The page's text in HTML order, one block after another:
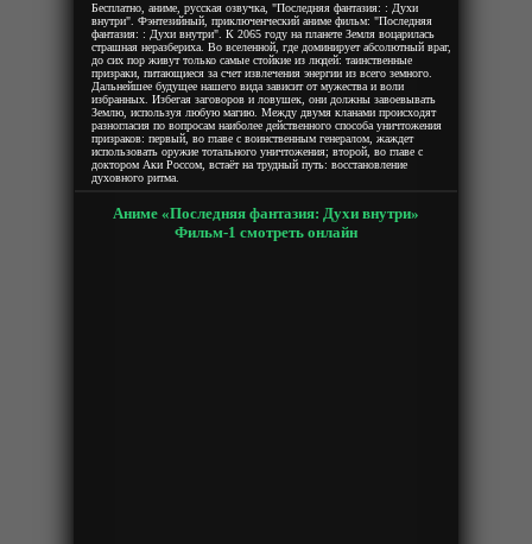
Бесплатно, аниме, русская озвучка, "Последняя фантазия: : Духи
внутри". Фэнтезийный, приключенческий аниме фильм: "Последняя
фантазия: : Духи внутри". К 2065 году на планете Земля воцарилась
страшная неразбериха. Во вселенной, где доминирует абсолютный враг,
до сих пор живут только самые стойкие из людей: таинственные
призраки, питающиеся за счет извлечения энергии из всего земного.
Дальнейшее будущее нашего вида зависит от мужества и воли
избранных. Избегая заговоров и ловушек, они должны завоевывать
Землю, используя любую магию. Между двумя кланами происходят
разногласия по вопросам наиболее действенного способа уничтожения
призраков: первый, во главе с воинственным генералом, жаждет
использовать оружие тотального уничтожения; второй, во главе с
доктором Аки Россом, встаёт на трудный путь: восстановление
духовного ритма.
Аниме «Последняя фантазия: Духи внутри»
Фильм-1 смотреть онлайн